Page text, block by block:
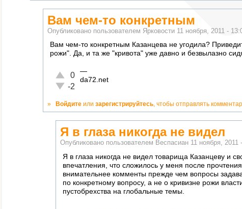
Вам чем-то конкретным
Опубликовано пользователем Ярковости 11 ноября, 2011 -
Вам чем-то конкретным Казанцева не угодила?
рожи". Да, и та же "кривота" уже давно и безвылазно
Отлично!
0
Неадекватно!
-2
—
da72.net
» Войдите или зарегистрируйтесь, чтобы отправлять
Я в глаза никогда не видел
Опубликовано пользователем Веспасиан 11 ноября, 2011
Я в глаза никогда не видел товарища Казанцеву и
впечатления, что сложилось у меня после
внимательнее комменты прежде чем вопросы
по конкретному вопросу, а не о кривизне рожи
пустобрехства на глобальные темы.